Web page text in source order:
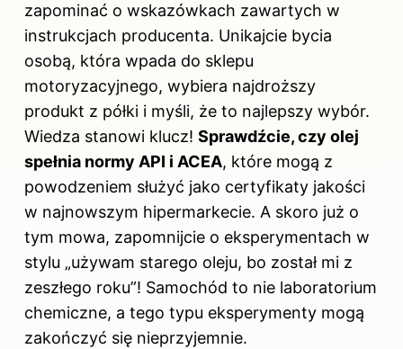
zapominać o wskazówkach zawartych w
instrukcjach producenta. Unikajcie bycia
osobą, która wpada do sklepu
motoryzacyjnego, wybiera najdroższy
produkt z półki i myśli, że to najlepszy wybór.
Wiedza stanowi klucz! Sprawdźcie, czy olej
spełnia normy API i ACEA, które mogą z
powodzeniem służyć jako certyfikaty jakości
w najnowszym hipermarkecie. A skoro już o
tym mowa, zapomnijcie o eksperymentach w
stylu „używam starego oleju, bo został mi z
zeszłego roku”! Samochód to nie laboratorium
chemiczne, a tego typu eksperymenty mogą
zakończyć się nieprzyjemnie.